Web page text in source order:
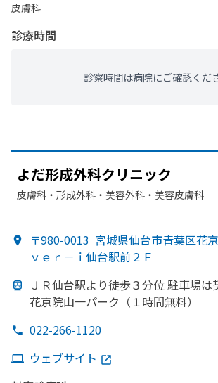
皮膚科
診療時間
診察時間は病院にご確認くだ
よだ形成外科クリニック
皮膚科・​形成外科・​美容外科・​美容皮膚科
〒980-0013 宮城県仙台市青葉区花
ｖｅｒ－ｉ仙台駅前２Ｆ
ＪＲ仙台駅より徒歩３分位 駐車場は
花京院山一パーク （１時間無料）
022-266-1120
ウェブサイト